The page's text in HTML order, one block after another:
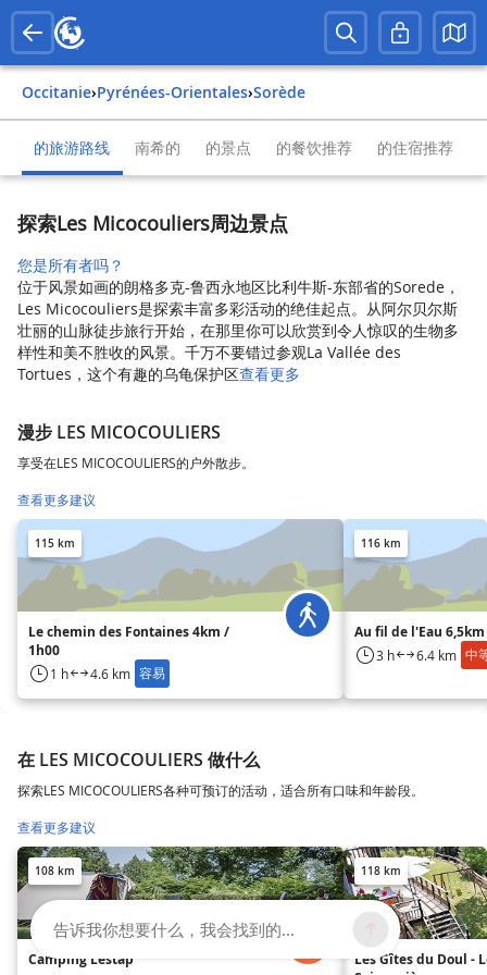
Occitanie› Pyrénées-Orientales› Sorède
的旅游路线 南希的 的景点 的餐饮推荐 的住宿推荐
探索Les Micocouliers周边景点
您是所有者吗？
位于风景如画的朗格多克-鲁西永地区比利牛斯-东部省的Sorede，
Les Micocouliers是探索丰富多彩活动的绝佳起点。从阿尔贝尔斯
壮丽的山脉徒步旅行开始，在那里你可以欣赏到令人惊叹的生物多
样性和美不胜收的风景。千万不要错过参观La Vallée des
Tortues，这个有趣的乌龟保护区查看更多
漫步 LES MICOCOULIERS
享受在LES MICOCOULIERS的户外散步。
查看更多建议
115 km
Le chemin des Fontaines 4km /
1h00
1 h 4.6 km 容易
116 km
Au fil de l'Eau
3 h 6.4 km 中
在 LES MICOCOULIERS 做什么
探索LES MICOCOULIERS各种可预订的活动，适合所有口味和年龄段。
查看更多建议
108 km
Camping Lestap
118 km
Les Gîtes du Doul -
告诉我你想要什么，我会找到的...